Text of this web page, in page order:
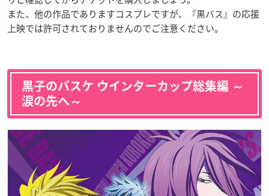
また、他の作品でありますコスプレですが、『黒バス』の応援
上映では許可されておりませんのでご注意ください。
黒子のバスケ ウインターカップ総集編 ～
涙の先へ～